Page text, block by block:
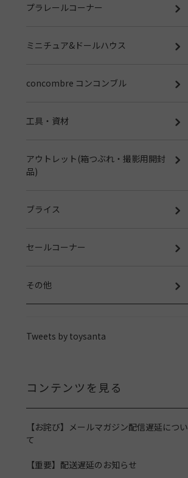
プラレールコーナー
ミニチュア&ドールハウス
concombre コンコンブル
工具・資材
アウトレット(箱つぶれ・撮影用開封
品)
ブライス
セールコーナー
その他
Tweets by toysanta
コンテンツを見る
【お詫び】メールマガジン配信遅延につい
て
【重要】配送遅延のお知らせ